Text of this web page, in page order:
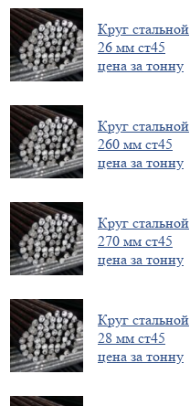
Круг стальной
26 мм ст45
цена за тонну
Круг стальной
260 мм ст45
цена за тонну
Круг стальной
270 мм ст45
цена за тонну
Круг стальной
28 мм ст45
цена за тонну